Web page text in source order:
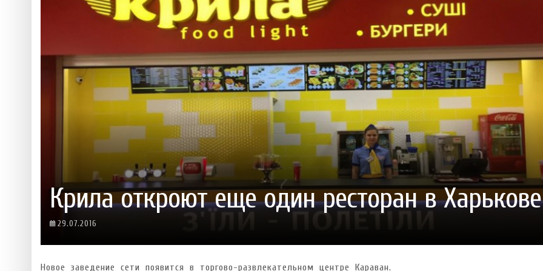
Ніжність, що смакує до чаю: новинка зефір від власної ТМ Varto вже у VARUS
Солодкий настрій у кожному шматочку: халва власної ТМ Varto вже у VARUS - 10.10.2025
VARUS запускає космічний Сирний фестиваль - 29.09.2025
Пивоколада від MAUDAU: як затримати літо в келиху - 22.09.2025
Який алкоголь підходить вашому знаку зодіаку: розбір астролога і керуючого баром - 23.03.2026
РОЗБІР АСТРОЛОГА І КЕРУЮЧОГО БАРОМ
ІДЕАЛЬНИЙ ДАЙКІРІ
ПЕЧИВО «ФРУТТАНЧИК» СПРОБУЙ ЗІ ЗНИЖКОЮ -40 %
400 ПОЗИЦІЙ,
Крила откроют еще один ресторан в Харькове
29.07.2016
Новое заведение сети появится в торгово-развлекательном центре Караван.